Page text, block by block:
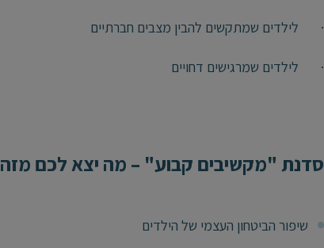
· לילדים שמתקשים להבין מצבים חברתיים
· לילדים שמרגישים דחויים
סדנת "מקשיבים קבוע" – מה יצא לכם מזה
שיפור הביטחון העצמי של הילדים